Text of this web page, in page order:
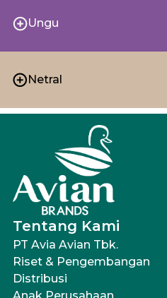
Ungu
Netral
Tentang Kami
PT Avia Avian Tbk.
Riset & Pengembangan
Distribusi